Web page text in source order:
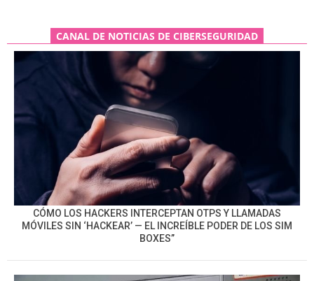
CANAL DE NOTICIAS DE CIBERSEGURIDAD
CÓMO LOS HACKERS INTERCEPTAN OTPS Y LLAMADAS
MÓVILES SIN ‘HACKEAR’ — EL INCREÍBLE PODER DE LOS SIM
BOXES”